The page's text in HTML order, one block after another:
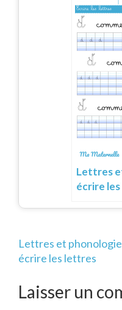
Lettres
écrire
Navigation
de
Lettres et
écrire les lettres
Laisser un